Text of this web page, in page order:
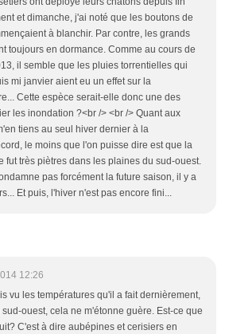
et dimanche, j'ai noté que les boutons de
à blanchir. Par contre, les grands
toujours en dormance. Comme au cours de
il semble que les pluies torrentielles qui
mi janvier aient eu un effet sur la
Cette espèce serait-elle donc une des
les inondation ?<br /> <br /> Quant aux
tiens au seul hiver dernier à la
le moins que l'on puisse dire est que la
fut très piètres dans les plaines du sud-ouest.
pas forcément la future saison, il y a
Et puis, l'hiver n'est pas encore fini...
12:26
vu les températures qu'il a fait dernièrement,
ouest, cela ne m'étonne guère. Est-ce que
C'est à dire aubépines et cerisiers en